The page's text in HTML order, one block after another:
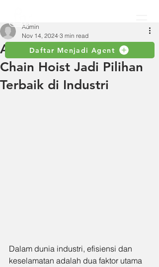
Daftar Menjadi Agent
Alasan Mengapa Electric
Chain Hoist Jadi Pilihan
Terbaik di Industri
Admin
Nov 14, 2024 3 min read
Dalam dunia industri, efisiensi dan
keselamatan adalah dua faktor utama